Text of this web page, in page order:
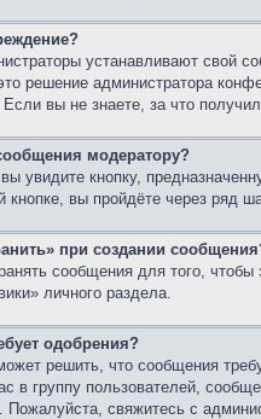
устанавливают свой
решение администратора
вы не знаете, за что
модератору?
увидите кнопку,
кнопке, вы пройдёте через ряд
при создании
сообщения для того,
личного раздела.
одобрения?
решить, что сообщения
в группу пользователей,
Пожалуйста, свяжитесь с